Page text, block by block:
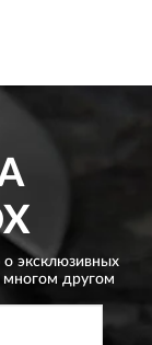
эксклюзивных
многом другом